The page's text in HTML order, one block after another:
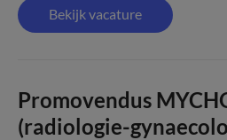
Bekijk vacature
Promovendus
(radiologie-